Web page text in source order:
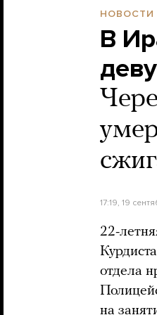
НОВОСТИ
В
17:19, 19
22-
отдела
на